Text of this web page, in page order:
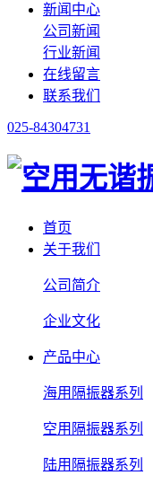
新闻中心
公司新闻
行业新闻
在线留言
联系我们
025-84304731
首页
关于我们
公司简介
企业文化
产品中心
海用隔振器系列
空用隔振器系列
陆用隔振器系列